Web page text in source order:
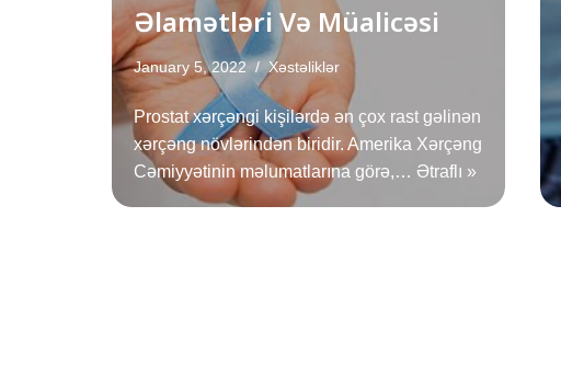
Əlamətləri Və Müalicəsi
January 5, 2022 Xəstəliklər
Prostat xərçəngi kişilərdə ən çox rast gəlinən
xərçəng növlərindən biridir. Amerika Xərçəng
Cəmiyyətinin məlumatlarına görə,… Ətraflı »